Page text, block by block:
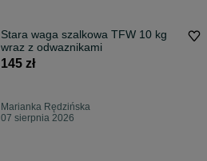
Stara waga szalkowa TFW 10 kg
wraz z odwaznikami
145 zł
Marianka Rędzińska
07 sierpnia 2026